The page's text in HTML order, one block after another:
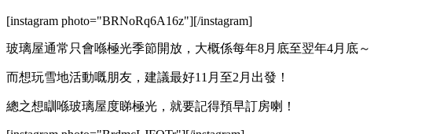
[instagram photo="BRNoRq6A16z"][/instagram]
玻璃屋通常只會喺極光季節開放，大概係每年8月底至翌年4月底～
而想玩雪地活動嘅朋友，建議最好11月至2月出發！
總之想瞓喺玻璃屋度睇極光，就要記得預早訂房喇！